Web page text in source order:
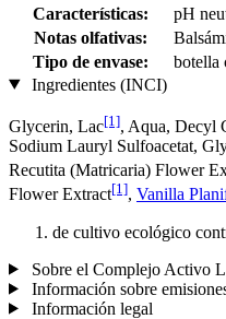
Características:
pH
Notas olfativas:
Tipo de envase:
botella
Ingredientes (INCI)
Glycerin, Lac[1], Aqua, Decyl
Sodium Lauryl Sulfoacetat,
Recutita (Matricaria) Flower
Flower Extract[1], Vanilla
de cultivo ecológico
Sobre el Complejo Activo
Información sobre
Información legal